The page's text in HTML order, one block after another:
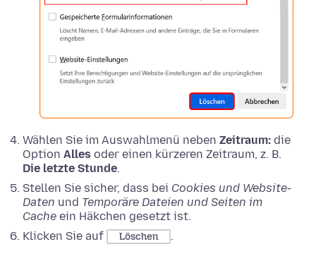
Wählen Sie im Auswahlmenü neben Zeitraum: die
Option Alles oder einen kürzeren Zeitraum, z. B.
Die letzte Stunde.
Stellen Sie sicher, dass bei Cookies und Website-
Daten und Temporäre Dateien und Seiten im
Cache ein Häkchen gesetzt ist.
Klicken Sie auf
Löschen .